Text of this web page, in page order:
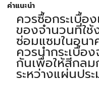
คำแนะนำ
ควรซื้อกระเบื้
ของจำนวนที่ใ
ซ่อมแซมในอนา
ควรนำกระเบื้อ
กันเพื่อให้สีกล
ระหว่างแผ่นป